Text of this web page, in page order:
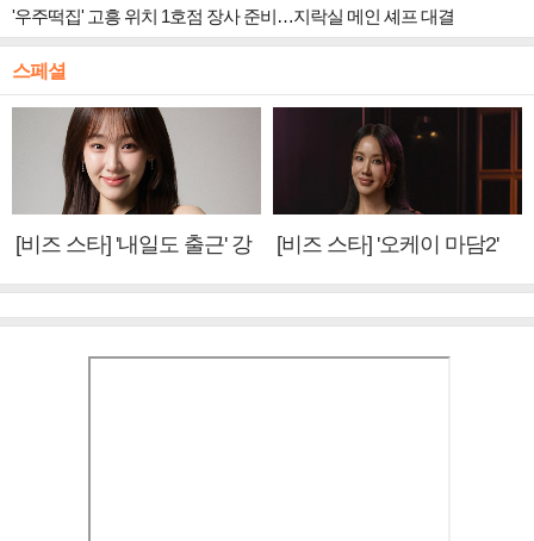
'우주떡집' 고흥 위치 1호점 장사 준비…지락실 메인 셰프 대결
스페셜
[비즈 스타] '내일도 출근' 강
[비즈 스타] '오케이 마담2'